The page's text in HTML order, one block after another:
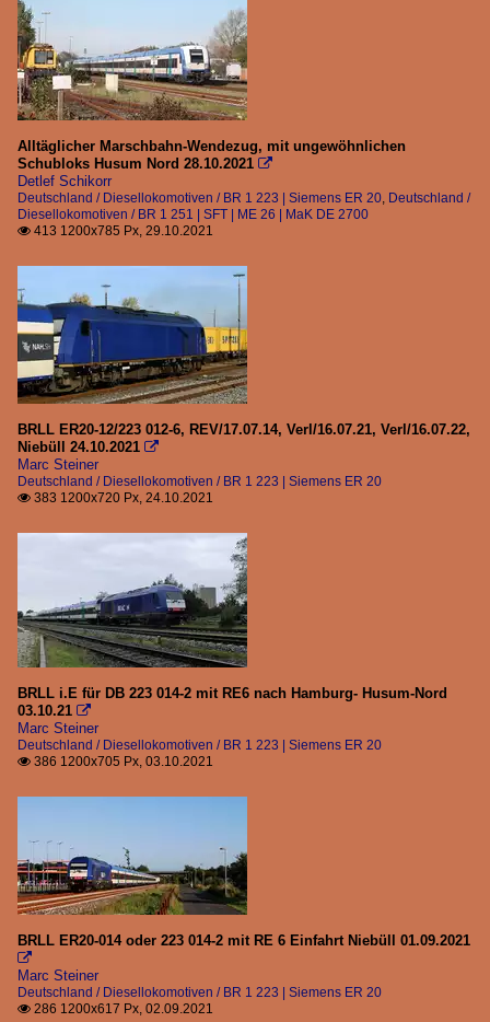
Alltäglicher Marschbahn-Wendezug, mit ungewöhnlichen
Schubloks Husum Nord 28.10.2021 
Detlef Schikorr
Deutschland / Diesellokomotiven / BR 1 223 | Siemens ER 20, Deutschland /
Diesellokomotiven / BR 1 251 | SFT | ME 26 | MaK DE 2700
 413 1200x785 Px, 29.10.2021
BRLL ER20-12/223 012-6, REV/17.07.14, Verl/16.07.21, Verl/16.07.22,
Niebüll 24.10.2021 
Marc Steiner
Deutschland / Diesellokomotiven / BR 1 223 | Siemens ER 20
 383 1200x720 Px, 24.10.2021
BRLL i.E für DB 223 014-2 mit RE6 nach Hamburg- Husum-Nord
03.10.21 
Marc Steiner
Deutschland / Diesellokomotiven / BR 1 223 | Siemens ER 20
 386 1200x705 Px, 03.10.2021
BRLL ER20-014 oder 223 014-2 mit RE 6 Einfahrt Niebüll 01.09.2021

Marc Steiner
Deutschland / Diesellokomotiven / BR 1 223 | Siemens ER 20
 286 1200x617 Px, 02.09.2021